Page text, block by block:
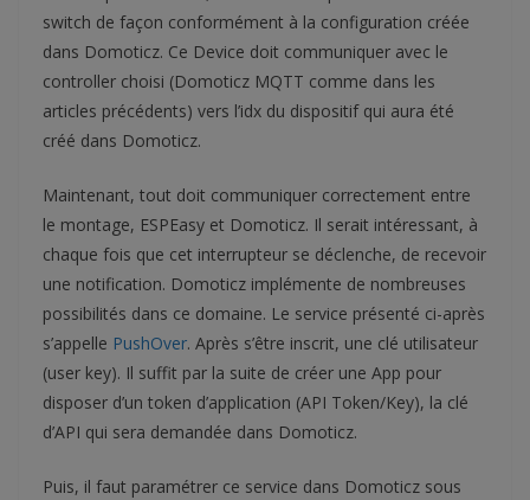
t
D
e
v
i
e
t
H
a
r
d
a
r
e
t
C
o
n
f
g
switch de façon conformément à la configuration créée
dans Domoticz. Ce Device doit communiquer avec le
controller choisi (Domoticz MQTT comme dans les
articles précédents) vers l’idx du dispositif qui aura été
créé dans Domoticz.
Maintenant, tout doit communiquer correctement entre
le montage, ESPEasy et Domoticz. Il serait intéressant, à
chaque fois que cet interrupteur se déclenche, de recevoir
une notification. Domoticz implémente de nombreuses
possibilités dans ce domaine. Le service présenté ci-après
s’appelle PushOver. Après s’être inscrit, une clé utilisateur
(user key). Il suffit par la suite de créer une App pour
disposer d’un token d’application (API Token/Key), la clé
d’API qui sera demandée dans Domoticz.
Puis, il faut paramétrer ce service dans Domoticz sous